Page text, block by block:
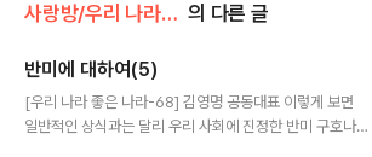
사랑방/우리 나라 좋은 나라(김영명) 의 다른 글
반미에 대하여(5)
[우리 나라 좋은 나라-68] 김영명 공동대표 이렇게 보면
일반적인 상식과는 달리 우리 사회에 진정한 반미 구호나